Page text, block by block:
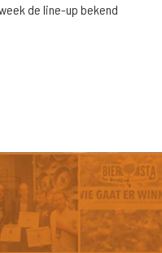
de line-up bekend